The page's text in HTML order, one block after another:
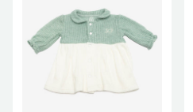
0/3M 3/6M 6/9M
9/12M 18/24M